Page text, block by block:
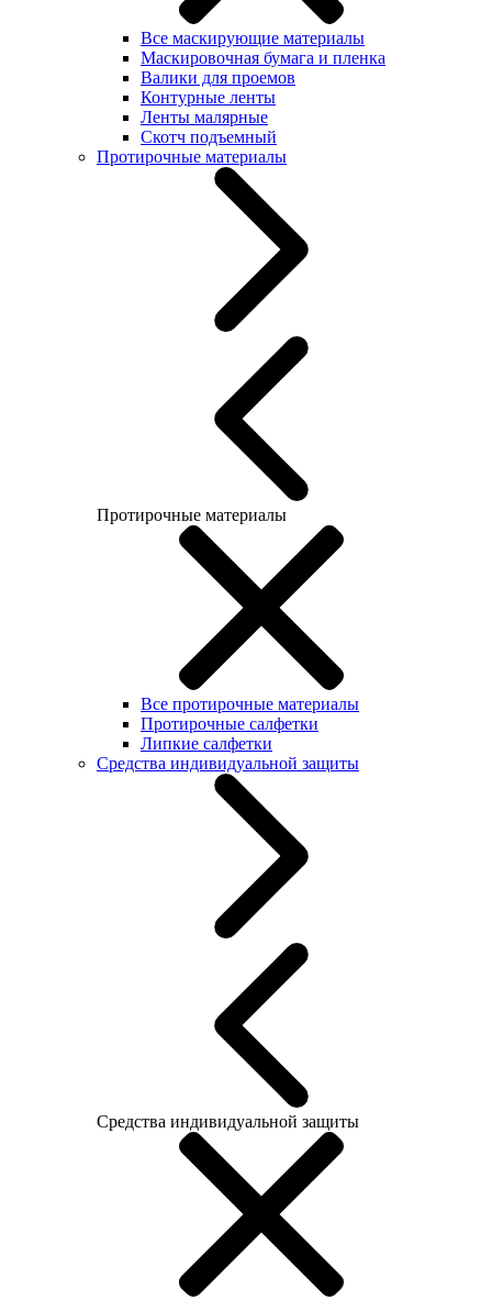
Все маскирующие материалы
Маскировочная бумага и пленка
Валики для проемов
Контурные ленты
Ленты малярные
Скотч подъемный
Протирочные материалы
Протирочные материалы
Все протирочные материалы
Протирочные салфетки
Липкие салфетки
Средства индивидуальной защиты
Средства индивидуальной защиты